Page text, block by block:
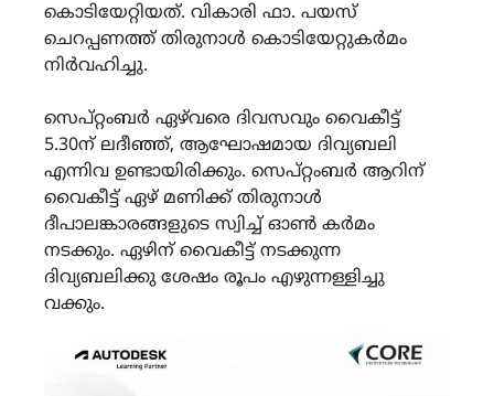
കൊടിയേറ്റിയത്. വികാരി ഫാ. പയസ്
ചെറപ്പണത്ത് തിരുനാള്‍ കൊടിയേറ്റുകര്‍മം
നിര്‍വഹിച്ചു.
സെപ്റ്റംബര്‍ ഏഴ്‌വരെ ദിവസവും വൈകീട്ട്
5.30ന് ലദീഞ്ഞ്, ആഘോഷമായ ദിവ്യബലി
എന്നിവ ഉണ്ടായിരിക്കും. സെപ്റ്റംബര്‍ ആറിന്
വൈകീട്ട് ഏഴ് മണിക്ക് തിരുനാള്‍
ദീപാലങ്കാരങ്ങളുടെ സ്വിച്ച് ഓണ്‍ കര്‍മം
നടക്കും. ഏഴിന് വൈകീട്ട് നടക്കുന്ന
ദിവ്യബലിക്കു ശേഷം രൂപം എഴുന്നള്ളിച്ചു
വക്കും.